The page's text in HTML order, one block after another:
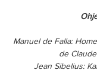
Manuel de Falla:
de
Jean Sibelius: